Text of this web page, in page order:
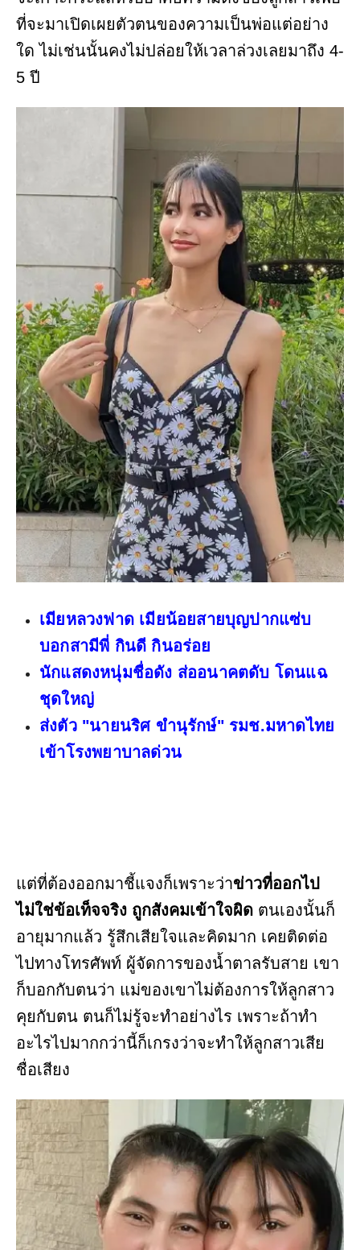
ที่จะมาเปิดเผยตัวตนของความเป็นพ่อแต่อย่าง
ใด ไม่เช่นนั้นคงไม่ปล่อยให้เวลาล่วงเลยมาถึง 4-
5 ปี
เมียหลวงฟาด เมียน้อยสายบุญปากแซ่บ
บอกสามีพี่ กินดี กินอร่อย
นักแสดงหนุ่มชื่อดัง ส่ออนาคตดับ โดนแฉ
ชุดใหญ่
ส่งตัว "นายนริศ ขำนุรักษ์" รมช.มหาดไทย
เข้าโรงพยาบาลด่วน
แต่ที่ต้องออกมาชี้แจงก็เพราะว่าข่าวที่ออกไป
ไม่ใช่ข้อเท็จจริง ถูกสังคมเข้าใจผิด ตนเองนั้นก็
อายุมากแล้ว รู้สึกเสียใจและคิดมาก เคยติดต่อ
ไปทางโทรศัพท์ ผู้จัดการของน้ำตาลรับสาย เขา
ก็บอกกับตนว่า แม่ของเขาไม่ต้องการให้ลูกสาว
คุยกับตน ตนก็ไม่รู้จะทำอย่างไร เพราะถ้าทำ
อะไรไปมากกว่านี้ก็เกรงว่าจะทำให้ลูกสาวเสีย
ชื่อเสียง